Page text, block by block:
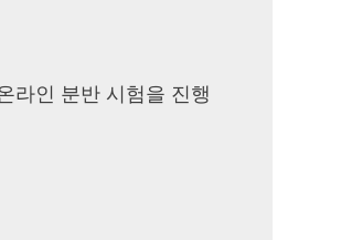
라인 분반 시험을 진행